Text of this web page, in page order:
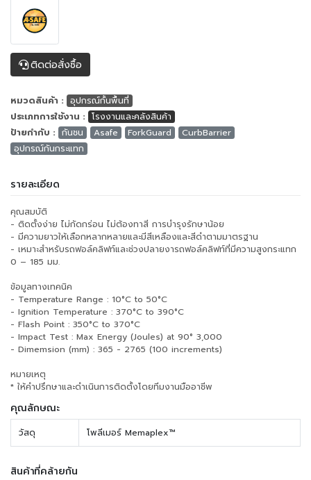
ติดต่อสั่งซื้อ
หมวดสินค้า : อุปกรณ์กั้นพื้นที่
ประเภทการใช้งาน : โรงงานและคลังสินค้า
ป้ายกำกับ : กันชน Asafe ForkGuard
CurbBarrier
อุปกรณ์กันกระแทก
รายละเอียด
คุณสมบัติ
- ติดตั้งง่าย ไม่กัดกร่อน ไม่ต้องทาสี การบำรุงรักษาน้อย
- มีความยาวให้เลือกหลากหลายและมีสีเหลืองและสีดำตามมาตรฐาน
- เหมาะสำหรับรถฟอล์คลิฟท์และช่วงปลายงารถฟอล์คลิฟท์ที่มีความสูงกระแทก
0 – 185 มม.
ข้อมูลทางเทคนิค
- Temperature Range : 10°C to 50°C
- Ignition Temperature : 370°C to 390°C
- Flash Point : 350°C to 370°C
- Impact Test : Max Energy (Joules) at 90° 3,000
- Dimemsion (mm) : 365 - 2765 (100 increments)
หมายเหตุ
* ให้คำปรึกษาและดำเนินการติดตั้งโดยทีมงานมืออาชีพ
คุณลักษณะ
วัสดุ โพลีเมอร์ Memaplex™
สินค้าที่คล้ายกัน